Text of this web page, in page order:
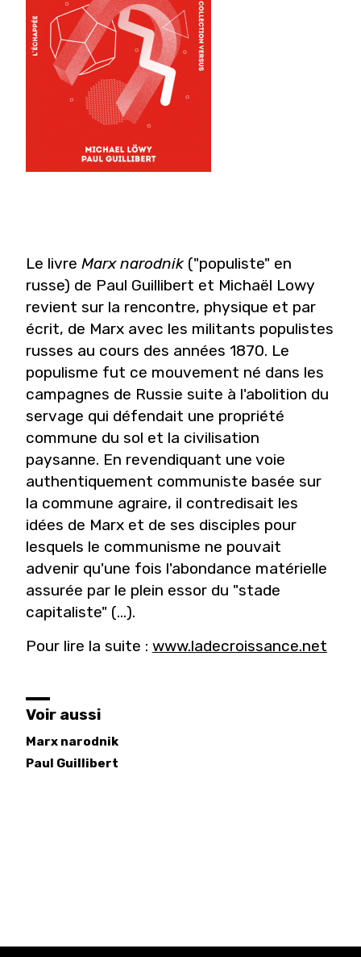
Le livre Marx narodnik ("populiste" en
russe) de Paul Guillibert et Michaël Lowy
revient sur la rencontre, physique et par
écrit, de Marx avec les militants populistes
russes au cours des années 1870. Le
populisme fut ce mouvement né dans les
campagnes de Russie suite à l'abolition du
servage qui défendait une propriété
commune du sol et la civilisation
paysanne. En revendiquant une voie
authentiquement communiste basée sur
la commune agraire, il contredisait les
idées de Marx et de ses disciples pour
lesquels le communisme ne pouvait
advenir qu'une fois l'abondance matérielle
assurée par le plein essor du "stade
capitaliste" (...).
Pour lire la suite : www.ladecroissance.net
Voir aussi
Marx narodnik
Paul Guillibert